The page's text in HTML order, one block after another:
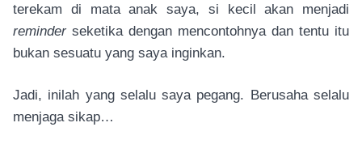
terekam di mata anak saya, si kecil akan menjadi
reminder seketika dengan mencontohnya dan tentu itu
bukan sesuatu yang saya inginkan.
Jadi, inilah yang selalu saya pegang. Berusaha selalu
menjaga sikap…